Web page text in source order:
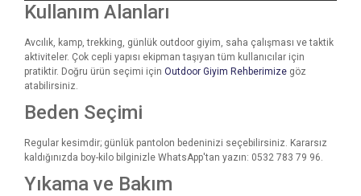
Kullanım Alanları
Avcılık, kamp, trekking, günlük outdoor giyim, saha çalışması ve taktik
aktiviteler. Çok cepli yapısı ekipman taşıyan tüm kullanıcılar için
pratiktir. Doğru ürün seçimi için Outdoor Giyim Rehberimize göz
atabilirsiniz.
Beden Seçimi
Regular kesimdir; günlük pantolon bedeninizi seçebilirsiniz. Kararsız
kaldığınızda boy-kilo bilginizle WhatsApp'tan yazın: 0532 783 79 96.
Yıkama ve Bakım